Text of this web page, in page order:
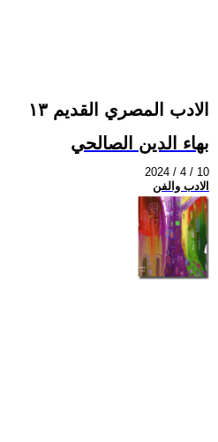
الادب المصري القديم ١٣
بهاء الدين الصالحي
2024 / 4 / 10
الادب والفن